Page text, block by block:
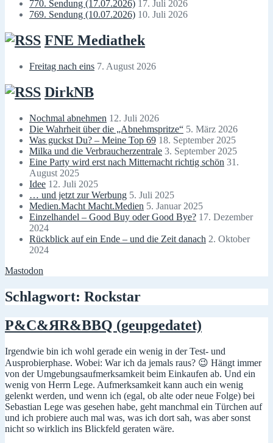
770. Sendung (17.07.2026) 17. Juli 2026
769. Sendung (10.07.2026) 10. Juli 2026
FNE Mediathek
Freitag nach eins 7. August 2026
DirkNB
Nochmal abnehmen 12. Juli 2026
Die Wahrheit über die „Abnehmspritze“ 5. März 2026
Was guckst Du? – Meine Top 69 18. September 2025
Milka und die Verbraucherzentrale 3. September 2025
Eine Party wird erst nach Mitternacht richtig schön 31.
August 2025
Idee 12. Juli 2025
… und jetzt zur Werbung 5. Juli 2025
Medien.Macht Macht.Medien 5. Januar 2025
Einzelhandel – Good Buy oder Good Bye? 17. Dezember
2024
Rückblick auf ein Ende – und die Zeit danach 2. Oktober
2024
Mastodon
Schlagwort: Rockstar
P&C&ЯR&BBQ (geupgedatet)
Irgendwie bin ich wohl gerade ein wenig in der Test- und
Ausprobierphase. Wobei: War ich da jemals raus? 😉 Hängt immer
von der Umgebungsaufmerksamkeit beim Einkaufen ab. Und ein
wenig von Herrn Lege. Aufmerksamkeit kann auch ein wenig
gelenkt werden, und wenn ich (egal, ob alte oder neue Folge) bei
Sebastian Lege was gesehen habe, geht manchmal ein Türchen auf
und ich probiere auch mal was, was ich dort sah, was aber sonst
nicht so wirklich ins Blickfeld geraten wäre.